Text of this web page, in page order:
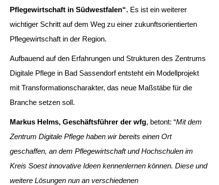
Pflegewirtschaft in Südwestfalen“. Es ist ein weiterer
wichtiger Schritt auf dem Weg zu einer zukunftsorientierten
Pflegewirtschaft in der Region.
Aufbauend auf den Erfahrungen und Strukturen des Zentrums
Digitale Pflege in Bad Sassendorf entsteht ein Modellprojekt
mit Transformationscharakter, das neue Maßstäbe für die
Branche setzen soll.
Markus Helms, Geschäftsführer der wfg, betont: “Mit dem
Zentrum Digitale Pflege haben wir bereits einen Ort
geschaffen, an dem Pflegewirtschaft und Hochschulen im
Kreis Soest innovative Ideen kennenlernen können. Diese und
weitere Lösungen nun an verschiedenen